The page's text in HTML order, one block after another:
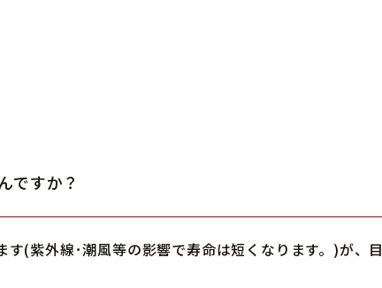
ですか？
(紫外線･潮風等の影響で寿命は短くなります。)が、